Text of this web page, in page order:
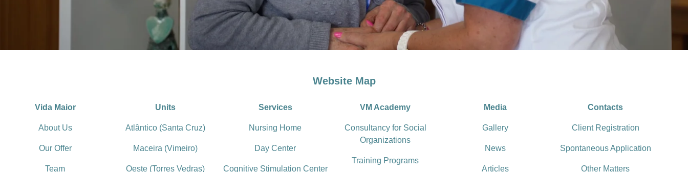
Website Map
Vida Maior
About Us
Our Offer
Team
Units
Atlântico (Santa Cruz)
Maceira (Vimeiro)
Oeste (Torres Vedras)
Services
Nursing Home
Day Center
Cognitive Stimulation Center
VM Academy
Consultancy for Social
Organizations
Training Programs
Media
Gallery
News
Articles
Contacts
Client Registration
Spontaneous Application
Other Matters